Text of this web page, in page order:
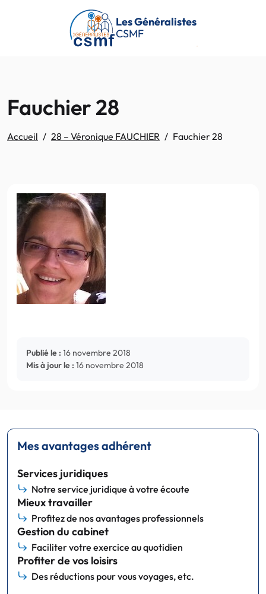
Passer au contenu principal
Les Généralistes
CSMF
Fauchier 28
Accueil 28 – Véronique FAUCHIER Fauchier 28
Publié le : 16 novembre 2018
Mis à jour le : 16 novembre 2018
Mes avantages adhérent
Services juridiques
Notre service juridique à votre écoute
Mieux travailler
Profitez de nos avantages professionnels
Gestion du cabinet
Faciliter votre exercice au quotidien
Profiter de vos loisirs
Des réductions pour vous voyages, etc.